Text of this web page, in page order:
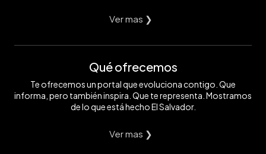
Ver mas ❯
Qué ofrecemos
Te ofrecemos un portal que evoluciona contigo. Que
informa, pero también inspira. Que te representa. Mostramos
de lo que está hecho El Salvador.
Ver mas ❯